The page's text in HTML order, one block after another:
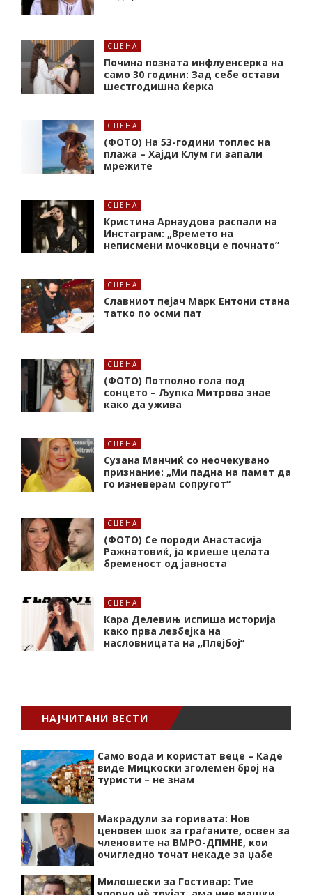
СЦЕНА
Почина позната инфлуенсерка на
само 30 години: Зад себе остави
шестгодишна ќерка
СЦЕНА
(ФОТО) На 53-години топлес на
плажа – Хајди Клум ги запали
мрежите
СЦЕНА
Кристина Арнаудова распали на
Инстаграм: „Времето на
неписмени мочковци е почнато”
СЦЕНА
Славниот пејач Марк Ентони стана
татко по осми пат
СЦЕНА
(ФОТО) Потполно гола под
сонцето – Љупка Митрова знае
како да ужива
СЦЕНА
Сузана Манчиќ со неочекувано
признание: „Ми падна на памет да
го изневерам сопругот“
СЦЕНА
(ФОТО) Се породи Анастасија
Ражнатовиќ, ја криеше целата
бременост од јавноста
СЦЕНА
Кара Делевињ испиша историја
како прва лезбејка на
насловницата на „Плејбој“
НАЈЧИТАНИ ВЕСТИ
Само вода и користат веце – Каде
виде Мицкоски зголемен број на
туристи – не знам
Макрадули за горивата: Нов
ценовен шок за граѓаните, освен за
членовите на ВМРО-ДПМНЕ, кои
очигледно точат некаде за џабе
Милошески за Гостивар: Тие